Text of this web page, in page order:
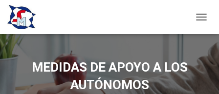
A
I
A
MEDIDAS DE APOYO A LOS
AUTÓNOMOS